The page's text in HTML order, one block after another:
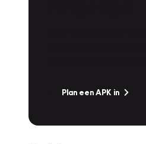
Plan een APK in